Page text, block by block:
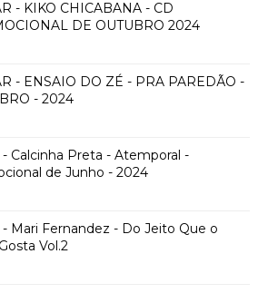
- KIKO CHICABANA - CD
DE OUTUBRO 2024
- ENSAIO DO ZÉ - PRA PAREDÃO -
- 2024
- Calcinha Preta - Atemporal -
de Junho - 2024
- Mari Fernandez - Do Jeito Que o
Vol.2